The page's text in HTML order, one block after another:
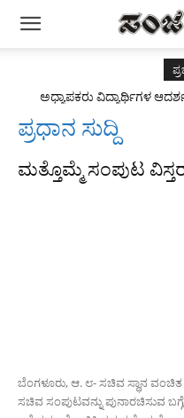
ಅಧ್ಯಾಪಕರು ವಿದ್ಯಾರ್ಥಿಗಳ
ಪ್ರಧಾನ ಸುದ್ದಿ
ಮತ್ತೊಮ್ಮೆ ಸಂಪುಟ
ಬೆಂಗಳೂರು, ಆ. ೮- ಸಚಿವ ಸ್ಥಾನ
ಸಚಿವ ಸಂಪುಟವನ್ನು ಪುನಾರಚಿಸುವ